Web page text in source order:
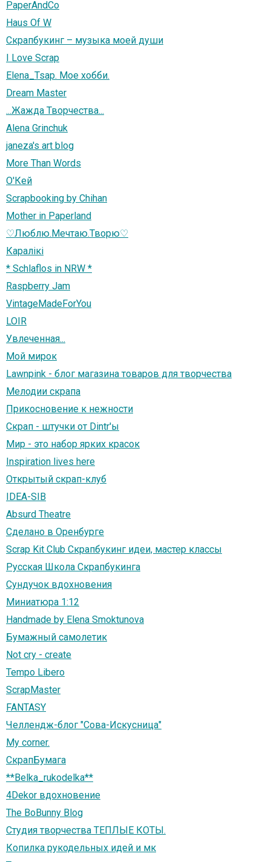
PaperAndCo
Haus Of W
Скрапбукинг – музыка моей души
I Love Scrap
Elena_Tsap. Мое хобби.
Dream Master
...Жажда Творчества...
Alena Grinchuk
janeza's art blog
More Than Words
О'Кей
Scrapbooking by Chihan
Mother in Paperland
♡Люблю.Мечтаю.Творю♡
Каралiкi
* Schlaflos in NRW *
Raspberry Jam
VintageMadeForYou
LOIR
Увлеченная...
Мой мирок
Lawnpink - блог магазина товаров для творчества
Мелодии скрапа
Прикосновение к нежности
Скрап - штучки от Dintr'ы
Мир - это набор ярких красок
Inspiration lives here
Открытый скрап-клуб
IDEA-SIB
Absurd Theatre
Сделано в Оренбурге
Scrap Kit Club Скрапбукинг идеи, мастер классы
Русская Школа Скрапбукинга
Сундучок вдохновения
Миниатюра 1:12
Handmade by Elena Smoktunova
Бумажный самолетик
Not cry - create
Tempo Libero
ScrapMaster
FANTASY
Челлендж-блог "Сова-Искусница"
My corner.
СкрапБумага
**Belka_rukodelka**
4Dekor вдохновение
The BoBunny Blog
Студия творчества ТЕПЛЫЕ КОТЫ.
Копилка рукодельных идей и мк